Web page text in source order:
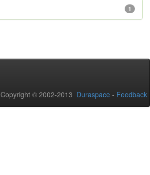
1
Copyright © 2002-2013 Duraspace - Feedback